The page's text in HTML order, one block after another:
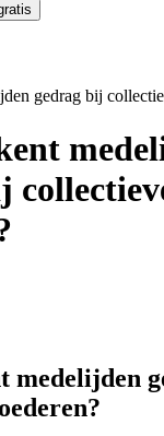
gedrag bij
medelijden